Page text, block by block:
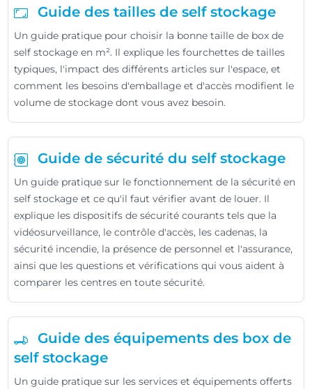
Guide des tailles de self stockage
Un guide pratique pour choisir la bonne taille de box de
self stockage en m². Il explique les fourchettes de tailles
typiques, l'impact des différents articles sur l'espace, et
comment les besoins d'emballage et d'accès modifient le
volume de stockage dont vous avez besoin.
Guide de sécurité du self stockage
Un guide pratique sur le fonctionnement de la sécurité en
self stockage et ce qu'il faut vérifier avant de louer. Il
explique les dispositifs de sécurité courants tels que la
vidéosurveillance, le contrôle d'accès, les cadenas, la
sécurité incendie, la présence de personnel et l'assurance,
ainsi que les questions et vérifications qui vous aident à
comparer les centres en toute sécurité.
Guide des équipements des box de
self stockage
Un guide pratique sur les services et équipements offerts